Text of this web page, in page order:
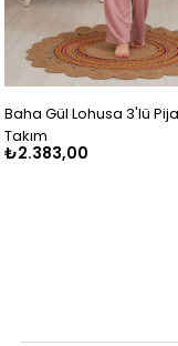
Baha Gül Lohusa 3'lü
Takım
₺2.383,00